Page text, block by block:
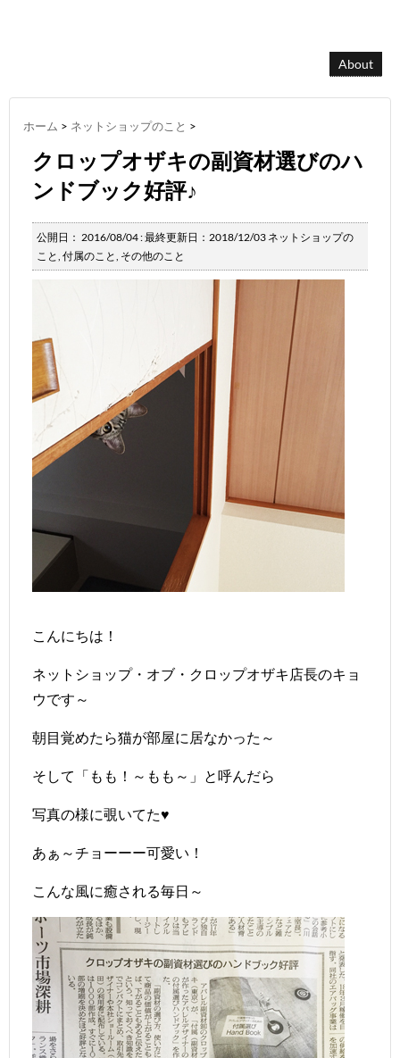
About
ホーム > ネットショップのこと >
クロップオザキの副資材選びのハ
ンドブック好評♪
公開日： 2016/08/04: 最終更新日：2018/12/03 ネットショップの
こと, 付属のこと, その他のこと
こんにちは！
ネットショップ・オブ・クロップオザキ店長のキョ
ウです～
朝目覚めたら猫が部屋に居なかった～
そして「もも！～もも～」と呼んだら
写真の様に覗いてた♥
あぁ～チョーーー可愛い！
こんな風に癒される毎日～